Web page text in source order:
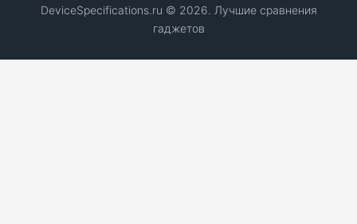
DeviceSpecifications.ru © 2026. Лучшие сравнения
гаджетов